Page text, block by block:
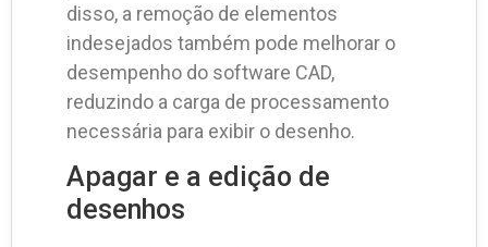
disso, a remoção de elementos
indesejados também pode melhorar o
desempenho do software CAD,
reduzindo a carga de processamento
necessária para exibir o desenho.
Apagar e a edição de
desenhos